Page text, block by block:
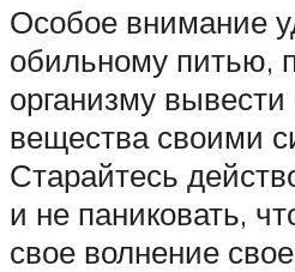
Особое внимание
обильному питью,
организму
вещества своими
Старайтесь
и не паниковать,
свое волнение